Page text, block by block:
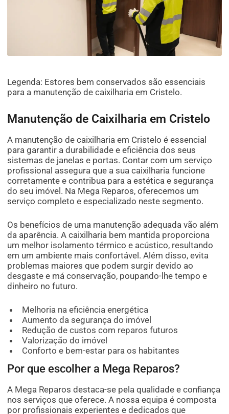
Legenda: Estores bem conservados são essenciais
para a manutenção de caixilharia em Cristelo.
Manutenção de Caixilharia em Cristelo
A manutenção de caixilharia em Cristelo é essencial
para garantir a durabilidade e eficiência dos seus
sistemas de janelas e portas. Contar com um serviço
profissional assegura que a sua caixilharia funcione
corretamente e contribua para a estética e segurança
do seu imóvel. Na Mega Reparos, oferecemos um
serviço completo e especializado neste segmento.
Os benefícios de uma manutenção adequada vão além
da aparência. A caixilharia bem mantida proporciona
um melhor isolamento térmico e acústico, resultando
em um ambiente mais confortável. Além disso, evita
problemas maiores que podem surgir devido ao
desgaste e má conservação, poupando-lhe tempo e
dinheiro no futuro.
Melhoria na eficiência energética
Aumento da segurança do imóvel
Redução de custos com reparos futuros
Valorização do imóvel
Conforto e bem-estar para os habitantes
Por que escolher a Mega Reparos?
A Mega Reparos destaca-se pela qualidade e confiança
nos serviços que oferece. A nossa equipa é composta
por profissionais experientes e dedicados que